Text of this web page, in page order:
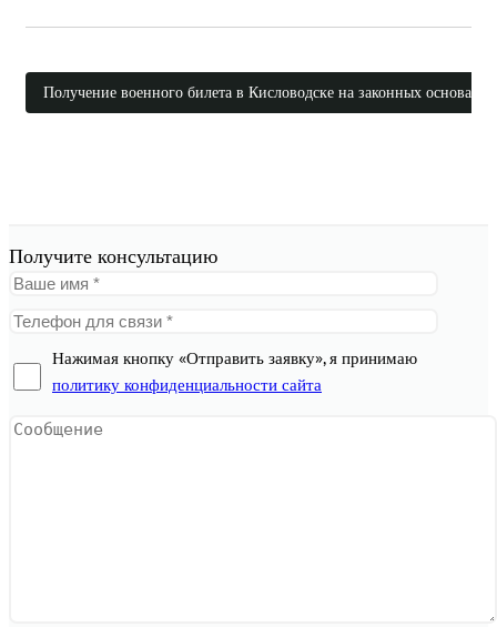
Получение военного билета в Кисловодске на законных
Получите консультацию
Нажимая кнопку «Отправить заявку», я принимаю
политику конфиденциальности сайта